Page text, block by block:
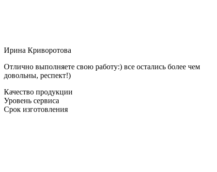
Ирина Криворотова
Отлично выполняете свою работу:) все остались более чем
довольны, респект!)
Качество продукции
Уровень сервиса
Срок изготовления